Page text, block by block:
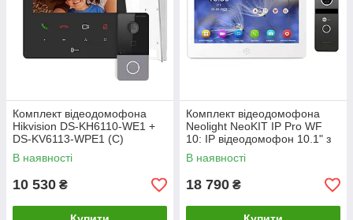
Комплект відеодомофона
Hikvision DS-KH6110-WE1 +
DS-KV6113-WPE1 (C)
В наявності
10 530 ₴
Комплект відеодомофона
Neolight NeoKIT IP Pro WF
10: IP відеодомофон 10.1" з
Wi-Fi та 2 Мп IP відеопанель
В наявності
18 790 ₴